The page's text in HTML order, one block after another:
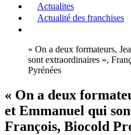
Actualites
Actualité des franchises
« On a deux formateurs,
sont extraordinaires »,
Pyrénées
« On a deux
et Emmanuel qui
François, Biocold